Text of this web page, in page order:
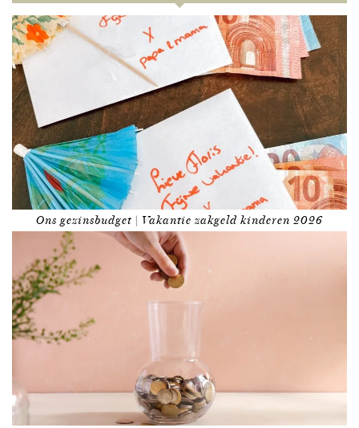
Ons gezinsbudget | Vakantie zakgeld kinderen 2026